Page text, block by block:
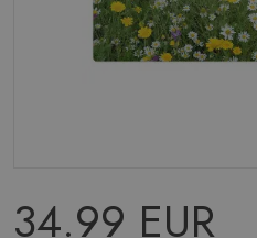
34.99 EUR